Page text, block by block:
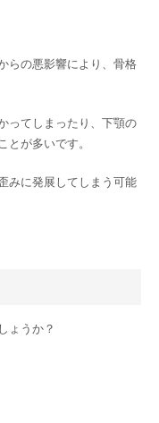
らの悪影響により、骨格
ってしまったり、下顎の
とが多いです。
みに発展してしまう可能
ょうか？